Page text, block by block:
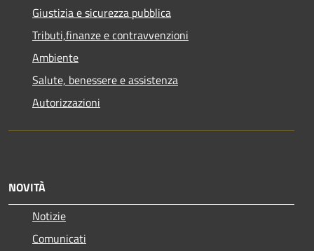
Giustizia e sicurezza pubblica
Tributi,finanze e contravvenzioni
Ambiente
Salute, benessere e assistenza
Autorizzazioni
NOVITÀ
Notizie
Comunicati